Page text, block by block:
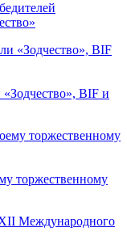
BIF и
торжественному